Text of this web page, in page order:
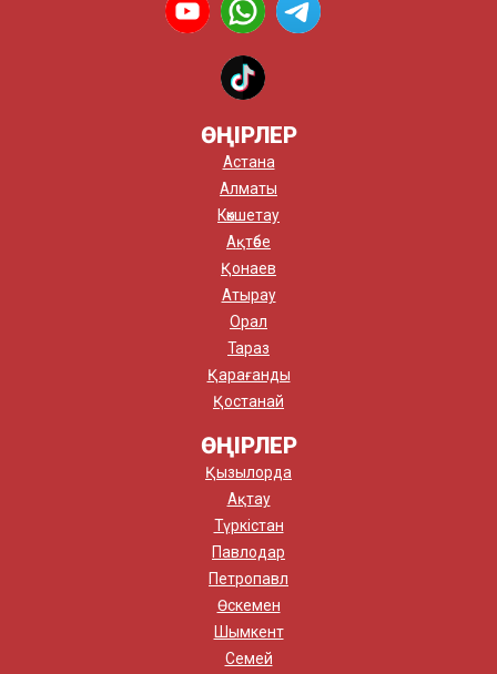
ӨҢІРЛЕР
Астана
Алматы
Көкшетау
Ақтөбе
Қонаев
Атырау
Орал
Тараз
Қарағанды
Қостанай
ӨҢІРЛЕР
Қызылорда
Ақтау
Түркістан
Павлодар
Петропавл
Өскемен
Шымкент
Семей